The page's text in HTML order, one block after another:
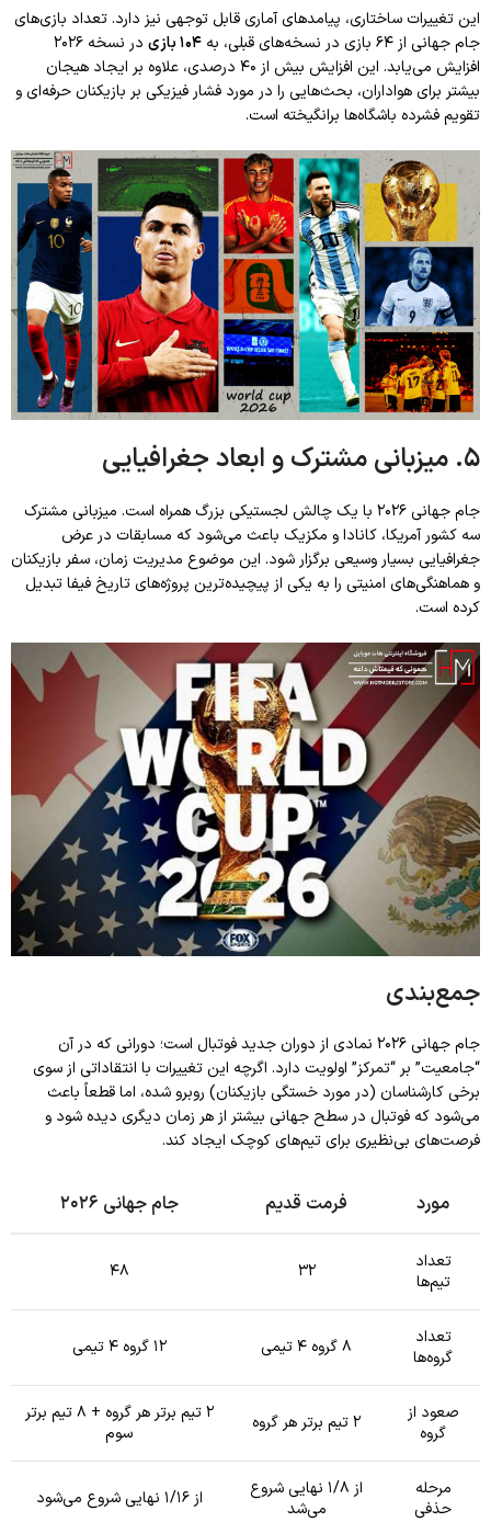
این تغییرات ساختاری، پیامدهای آماری قابل توجهی نیز دارد. تعداد بازی‌های
جام جهانی از ۶۴ بازی در نسخه‌های قبلی، به
۱۰۴ بازی
در نسخه ۲۰۲۶
افزایش می‌یابد. این افزایش بیش از ۴۰ درصدی، علاوه بر ایجاد هیجان
بیشتر برای هواداران، بحث‌هایی را در مورد فشار فیزیکی بر بازیکنان حرفه‌ای و
تقویم فشرده باشگاه‌ها برانگیخته است.
۵. میزبانی مشترک و ابعاد جغرافیایی
جام جهانی ۲۰۲۶ با یک چالش لجستیکی بزرگ همراه است. میزبانی مشترک
سه کشور آمریکا، کانادا و مکزیک باعث می‌شود که مسابقات در عرض
جغرافیایی بسیار وسیعی برگزار شود. این موضوع مدیریت زمان، سفر بازیکنان
و هماهنگی‌های امنیتی را به یکی از پیچیده‌ترین پروژه‌های تاریخ فیفا تبدیل
کرده است.
جمع‌بندی
جام جهانی ۲۰۲۶ نمادی از دوران جدید فوتبال است؛ دورانی که در آن
“جامعیت” بر “تمرکز” اولویت دارد. اگرچه این تغییرات با انتقاداتی از سوی
برخی کارشناسان (در مورد خستگی بازیکنان) روبرو شده، اما قطعاً باعث
می‌شود که فوتبال در سطح جهانی بیشتر از هر زمان دیگری دیده شود و
فرصت‌های بی‌نظیری برای تیم‌های کوچک ایجاد کند.
مورد فرمت قدیم جام جهانی ۲۰۲۶
تعداد
تیم‌ها
۳۲ ۴۸
تعداد
گروه‌ها
۸ گروه ۴ تیمی ۱۲ گروه ۴ تیمی
صعود از
گروه
۲ تیم برتر هر گروه
۲ تیم برتر هر گروه + ۸ تیم برتر
سوم
مرحله
حذفی
از ۱/۸ نهایی شروع
می‌شد
از ۱/۱۶ نهایی شروع می‌شود